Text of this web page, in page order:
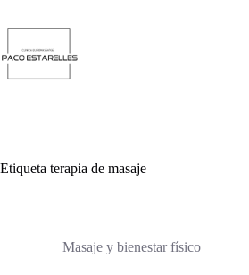
Etiqueta terapia de masaje
Masaje y bienestar físico